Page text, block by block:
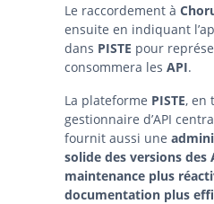
Le raccordement à
ensuite en indiquant
dans PISTE pour
consommera les API.
La plateforme PISTE, en
gestionnaire d’API
fournit aussi une
solide des versions des
maintenance plus
documentation plus